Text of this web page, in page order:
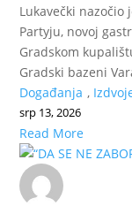
Lukavečki nazočio
Partyju, novoj
Gradskom
Gradski bazeni
Događanja ,
srp 13, 2026
Read More